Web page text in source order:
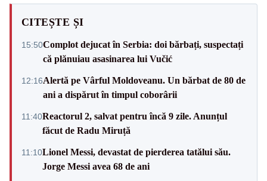
CITEȘTE ȘI
15:50Complot dejucat în Serbia: doi bărbați, suspectați
că plănuiau asasinarea lui Vučić
12:16Alertă pe Vârful Moldoveanu. Un bărbat de 80 de
ani a dispărut în timpul coborârii
11:40Reactorul 2, salvat pentru încă 9 zile. Anunțul
făcut de Radu Miruță
11:10Lionel Messi, devastat de pierderea tatălui său.
Jorge Messi avea 68 de ani